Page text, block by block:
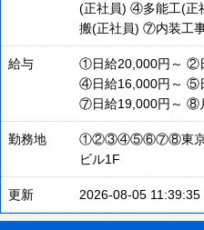
(正社員) ④多能工(正
搬(正社員) ⑦内装工
給与
①日給20,000円～ ②
④日給16,000円～ ⑤
⑦日給19,000円～ ⑧
勤務地
①②③④⑤⑥⑦⑧東京都
ビル1F
更新 2026-08-05 11:39:35